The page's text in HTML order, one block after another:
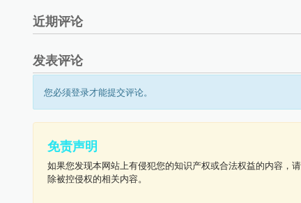
近期评论
发表评论
您必须登录才能提交评论。
免责声明
如果您发现本网站上有侵犯您的知识产权或合法权益的内容，
除被控侵权的相关内容。